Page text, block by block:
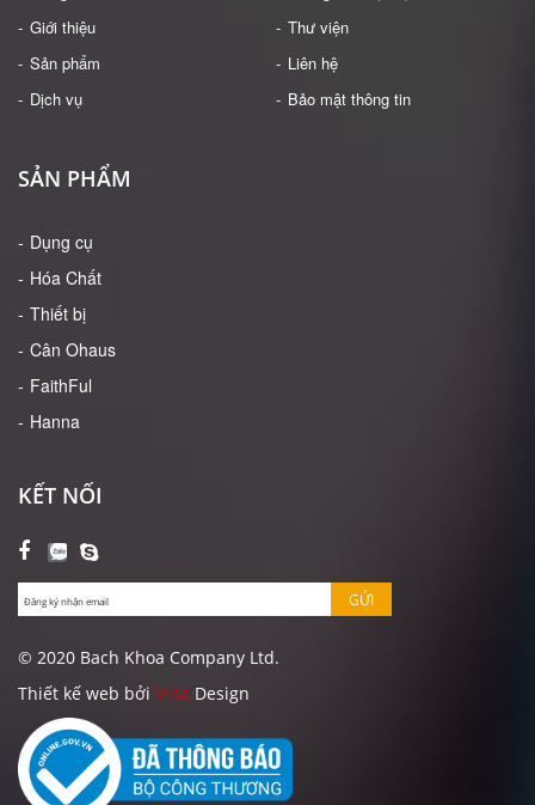
Giới thiệu
Sản phẩm
Dịch vụ
Thư viện
Liên hệ
Bảo mật thông tin
SẢN PHẨM
Dụng cụ
Hóa Chất
Thiết bị
Cân Ohaus
FaithFul
Hanna
KẾT NỐI
GỬI
© 2020 Bach Khoa Company Ltd.
Thiết kế web bởi Vina Design